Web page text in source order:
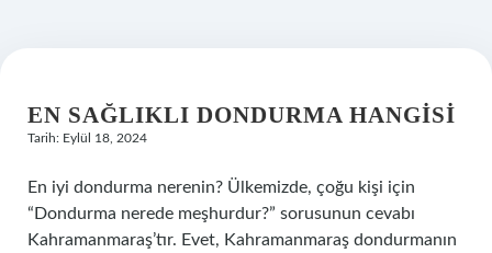
EN SAĞLIKLI DONDURMA HANGISI
Tarih: Eylül 18, 2024
En iyi dondurma nerenin? Ülkemizde, çoğu kişi için
“Dondurma nerede meşhurdur?” sorusunun cevabı
Kahramanmaraş’tır. Evet, Kahramanmaraş dondurmanın